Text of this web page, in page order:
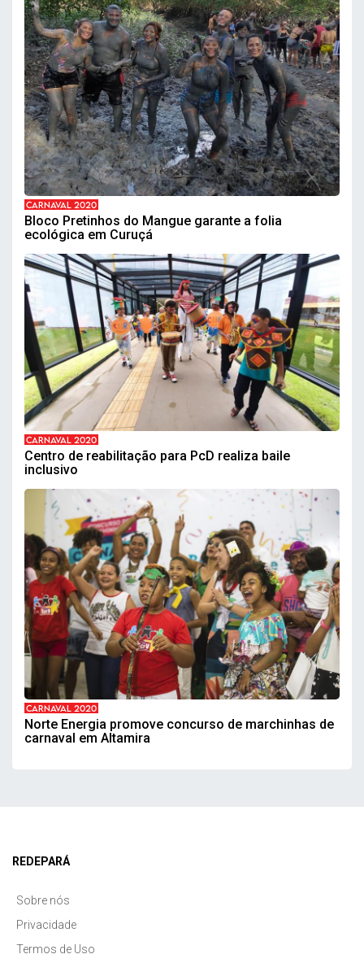
CARNAVAL 2020
Bloco Pretinhos do Mangue garante a folia
ecológica em Curuçá
CARNAVAL 2020
Centro de reabilitação para PcD realiza baile
inclusivo
CARNAVAL 2020
Norte Energia promove concurso de marchinhas de
carnaval em Altamira
REDEPARÁ
Sobre nós
Privacidade
Termos de Uso